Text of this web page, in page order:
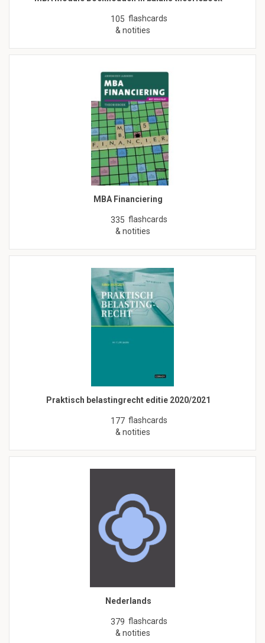
105 flashcards
& notities
MBA Financiering
335 flashcards
& notities
Praktisch belastingrecht editie 2020/2021
177 flashcards
& notities
Nederlands
379 flashcards
& notities